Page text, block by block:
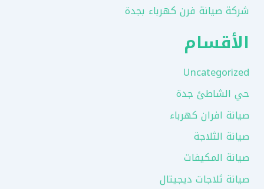
شركة صيانة فرن كهرباء بجدة
الأقسام
Uncategorized
حي الشاطئ جدة
صيانة افران كهرباء
صيانة الثلاجة
صيانة المكيفات
صيانة ثلاجات ديجيتال